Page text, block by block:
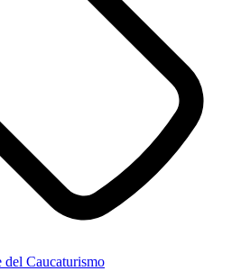
del Caucaturismo